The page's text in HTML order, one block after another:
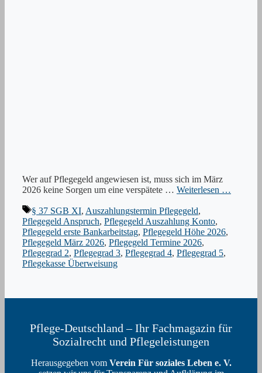
Wer auf Pflegegeld angewiesen ist, muss sich im März
2026 keine Sorgen um eine verspätete … Weiterlesen …
Schlagwörter
§ 37 SGB XI, Auszahlungstermin Pflegegeld,
Pflegegeld Anspruch, Pflegegeld Auszahlung Konto,
Pflegegeld erste Bankarbeitstag, Pflegegeld Höhe 2026,
Pflegegeld März 2026, Pflegegeld Termine 2026,
Pflegegrad 2, Pflegegrad 3, Pflegegrad 4, Pflegegrad 5,
Pflegekasse Überweisung
Pflege-Deutschland – Ihr Fachmagazin für
Sozialrecht und Pflegeleistungen
Herausgegeben vom Verein Für soziales Leben e. V.